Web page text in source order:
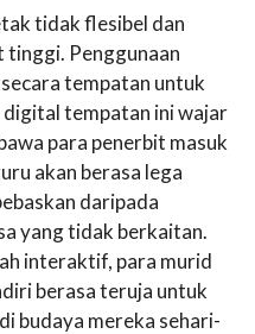
tidak flesibel dan
tinggi. Penggunaan
tempatan untuk
tempatan ini wajar
para penerbit masuk
akan berasa lega
daripada
yang tidak berkaitan.
interaktif, para murid
berasa teruja untuk
budaya mereka sehari-